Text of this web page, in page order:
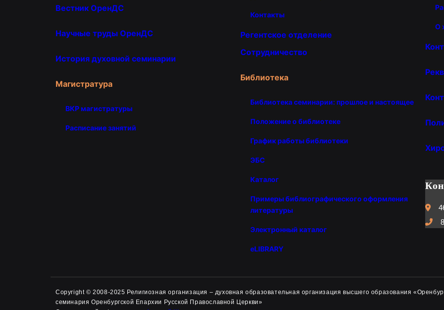
Вестник ОренДС
Научные труды ОренДС
История духовной семинарии
Магистратура
ВКР магистратуры
Расписание занятий
Контакты
Регентское отделение
Сотрудничество
Библиотека
Библиотека семинарии: прошлое и настоящее
Положение о библиотеке
График работы библиотеки
ЭБС
Каталог
Примеры библиографического оформления
литературы
Электронный каталог
eLIBRARY
О
Copyright © 2008-2025 Религиозная организация – духовная образовательная организация высшего образования
семинария Оренбургской Епархии Русской Православной Церкви»